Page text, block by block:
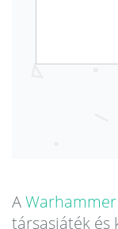
A
társasjáték és